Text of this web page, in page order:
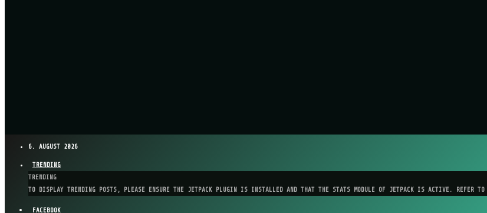
6. AUGUST 2026
TRENDING
TRENDING
TO DISPLAY TRENDING POSTS, PLEASE ENSURE THE JETPACK PLUGIN IS INSTALLED AND THAT THE STATS MODULE OF JETPACK IS ACTIVE. REFER TO
FACEBOOK